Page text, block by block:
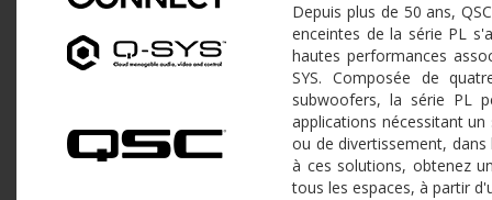
Depuis plus de 50 ans,
enceintes de la série PL
hautes performances
SYS. Composée de
subwoofers, la série PL
applications nécessitant
ou de divertissement,
à ces solutions, obtenez
tous les espaces, à partir